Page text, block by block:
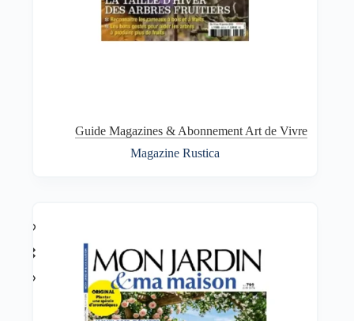
Guide Magazines & Abonnement Art de Vivre
Magazine Rustica